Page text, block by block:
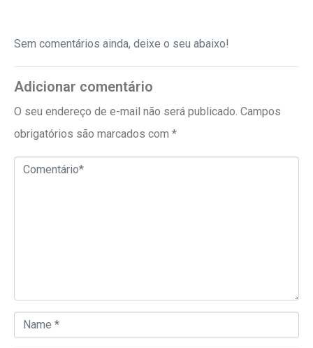
Sem comentários ainda, deixe o seu abaixo!
Adicionar comentário
O seu endereço de e-mail não será publicado. Campos
obrigatórios são marcados com *
Comentário*
Name *